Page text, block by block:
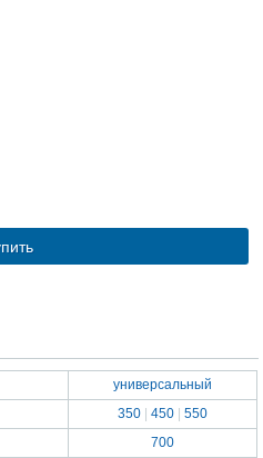
универсальный
350 |450 |550
700